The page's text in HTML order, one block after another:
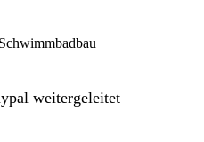
weitergeleitet